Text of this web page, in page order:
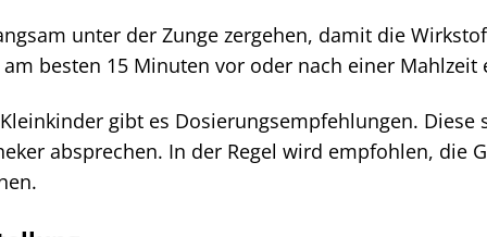
unter der Zunge zergehen, damit die
besten 15 Minuten vor oder nach einer Mahlzeit
gibt es Dosierungsempfehlungen.
absprechen. In der Regel wird empfohlen, die